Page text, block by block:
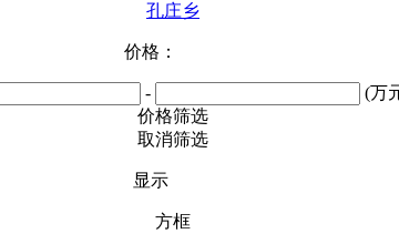
孔庄乡
价格：
-
(万
价格筛选
取消筛选
显示
方框